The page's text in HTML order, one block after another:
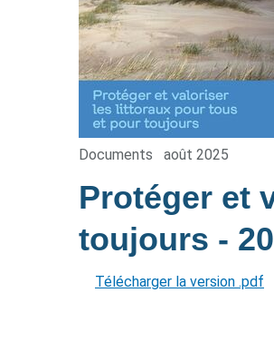
Documents août 2025
Protéger et
toujours -
Télécharger la version .pdf